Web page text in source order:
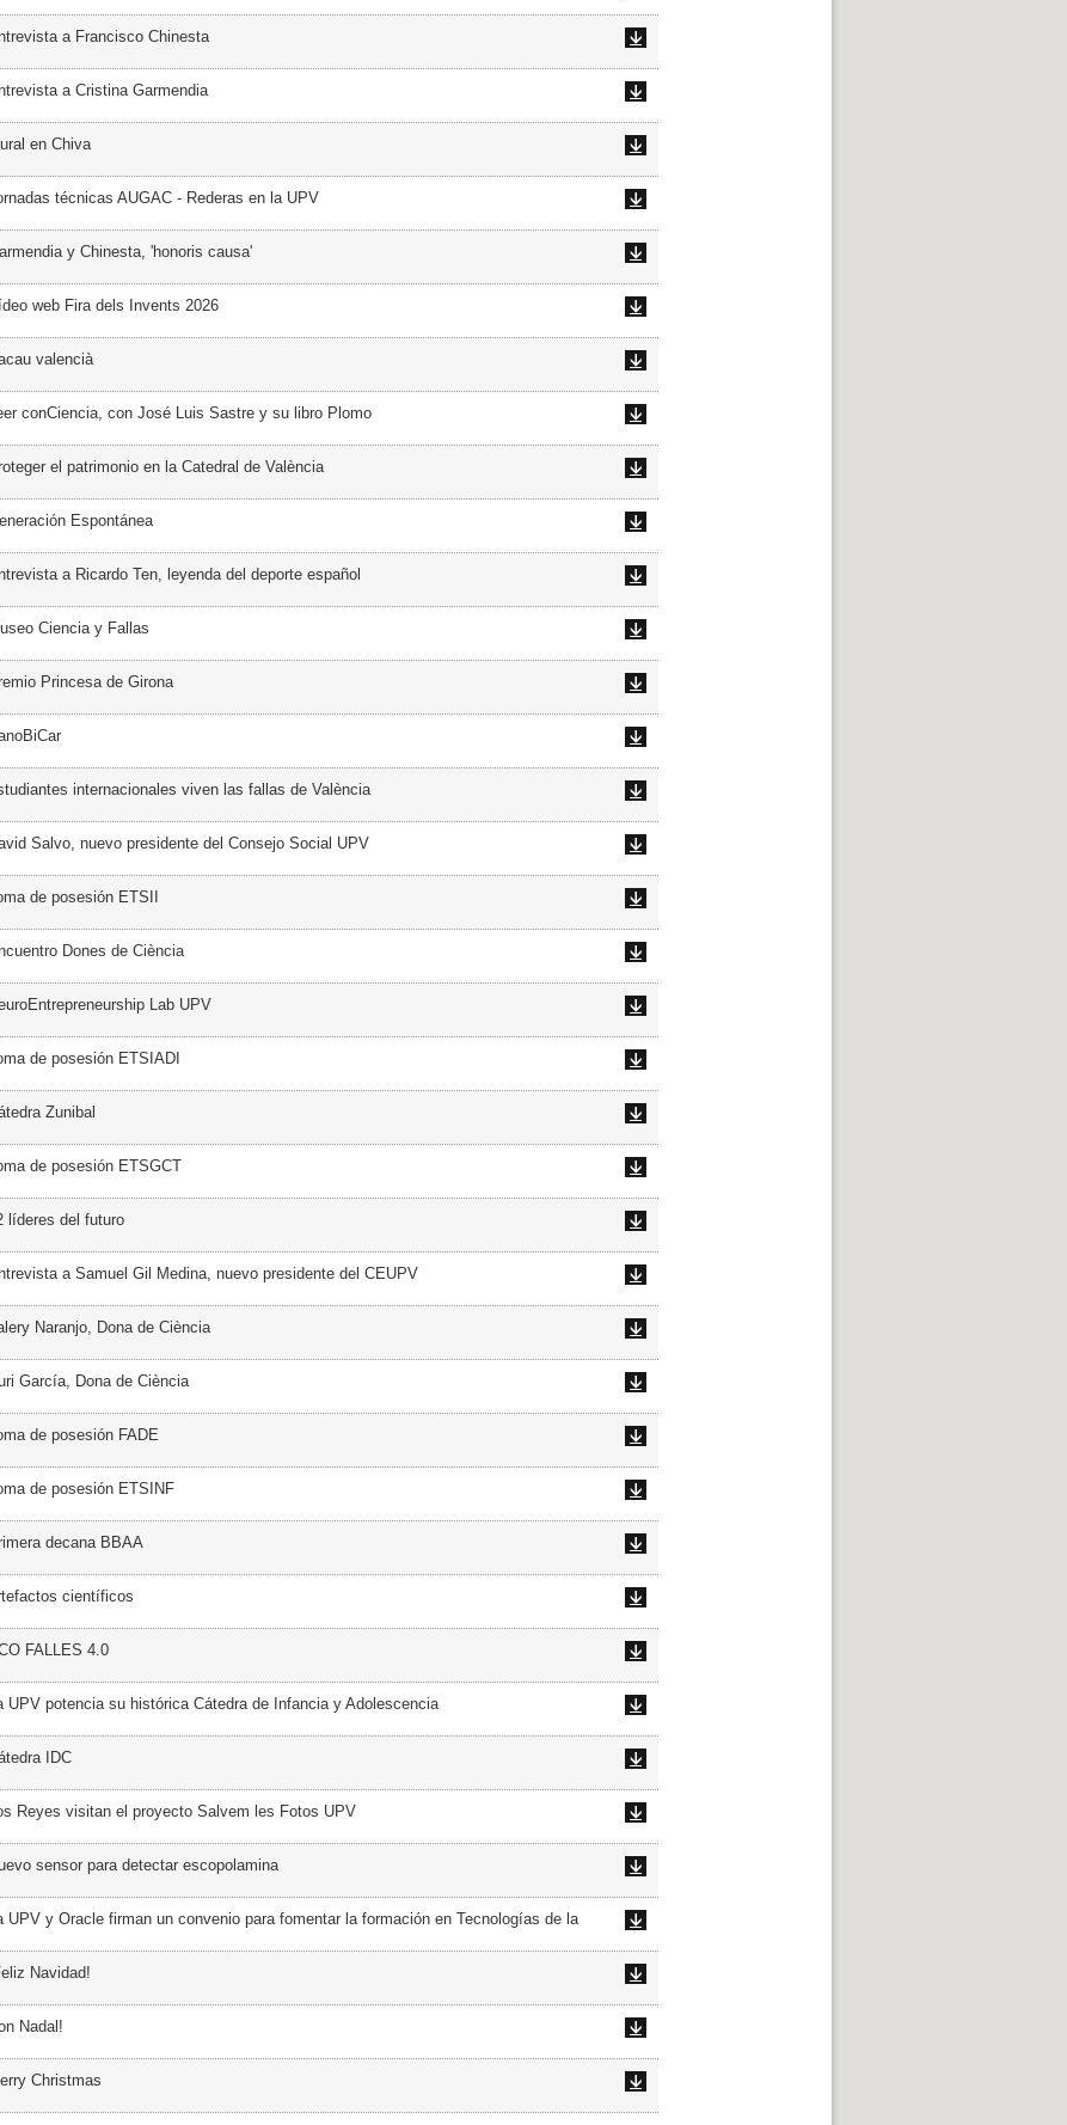
a Francisco Chinesta
a Cristina Garmendia
en Chiva
técnicas AUGAC - Rederas en la UPV
y Chinesta, 'honoris causa'
web Fira dels Invents 2026
valencià
conCiencia, con José Luis Sastre y su libro Plomo
el patrimonio en la Catedral de València
Espontánea
a Ricardo Ten, leyenda del deporte español
Ciencia y Fallas
Princesa de Girona
internacionales viven las fallas de València
Salvo, nuevo presidente del Consejo Social UPV
de posesión ETSII
Dones de Ciència
Lab UPV
de posesión ETSIADI
Zunibal
de posesión ETSGCT
líderes del futuro
a Samuel Gil Medina, nuevo presidente del CEUPV
Naranjo, Dona de Ciència
García, Dona de Ciència
de posesión FADE
de posesión ETSINF
decana BBAA
científicos
FALLES 4.0
UPV potencia su histórica Cátedra de Infancia y Adolescencia
IDC
Reyes visitan el proyecto Salvem les Fotos UPV
sensor para detectar escopolamina
UPV y Oracle firman un convenio para fomentar la formación en Tecnologías de la
Navidad!
Nadal!
Christmas